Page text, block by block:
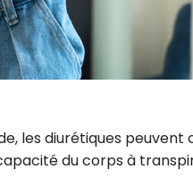
les diurétiques peuvent
du corps à